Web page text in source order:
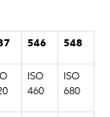
546 548
ISO
460
ISO
680